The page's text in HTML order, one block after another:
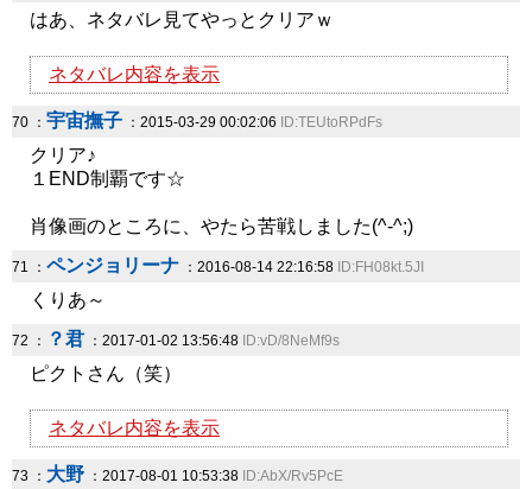
はあ、ネタバレ見てやっとクリアｗ
ネタバレ内容を表示
70 ： 宇宙撫子 ：2015-03-29 00:02:06 ID:TEUtoRPdFs
クリア♪
１END制覇です☆
肖像画のところに、やたら苦戦しました(^-^;)
71 ： ペンジョリーナ ：2016-08-14 22:16:58 ID:FH08kt.5JI
くりあ～
72 ： ？君 ：2017-01-02 13:56:48 ID:vD/8NeMf9s
ピクトさん（笑）
ネタバレ内容を表示
73 ： 大野 ：2017-08-01 10:53:38 ID:AbX/Rv5PcE